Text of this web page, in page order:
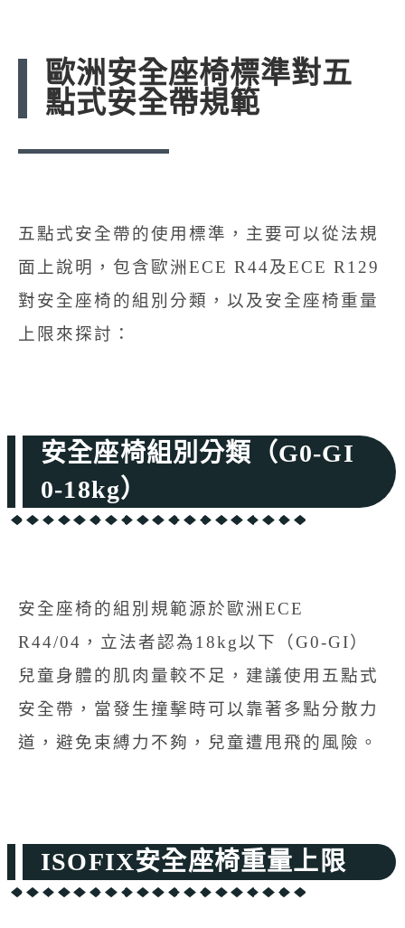
歐洲安全座椅標準對五
點式安全帶規範
五點式安全帶的使用標準，主要可以從法規
面上說明，包含歐洲ECE R44及ECE R129
對安全座椅的組別分類，以及安全座椅重量
上限來探討：
安全座椅組別分類（G0-GI
0-18kg）
安全座椅的組別規範源於歐洲ECE
R44/04，立法者認為18kg以下（G0-GI）
兒童身體的肌肉量較不足，建議使用五點式
安全帶，當發生撞擊時可以靠著多點分散力
道，避免束縛力不夠，兒童遭甩飛的風險。
ISOFIX安全座椅重量上限